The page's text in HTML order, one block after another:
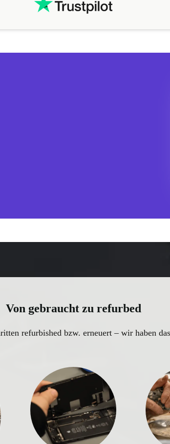
Von gebraucht zu refurbed
refurbished bzw. erneuert – wir haben